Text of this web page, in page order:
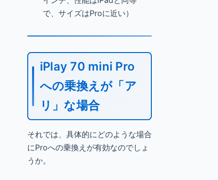
で、サイズはProに近い）
iPlay 70 mini Pro
への乗換えが「ア
リ」な場合
それでは、具体的にどのような場合
にProへの乗換えが有効なのでしょ
うか。